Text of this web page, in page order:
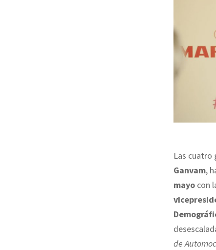
Las cuatro
Ganvam,
mayo con
de